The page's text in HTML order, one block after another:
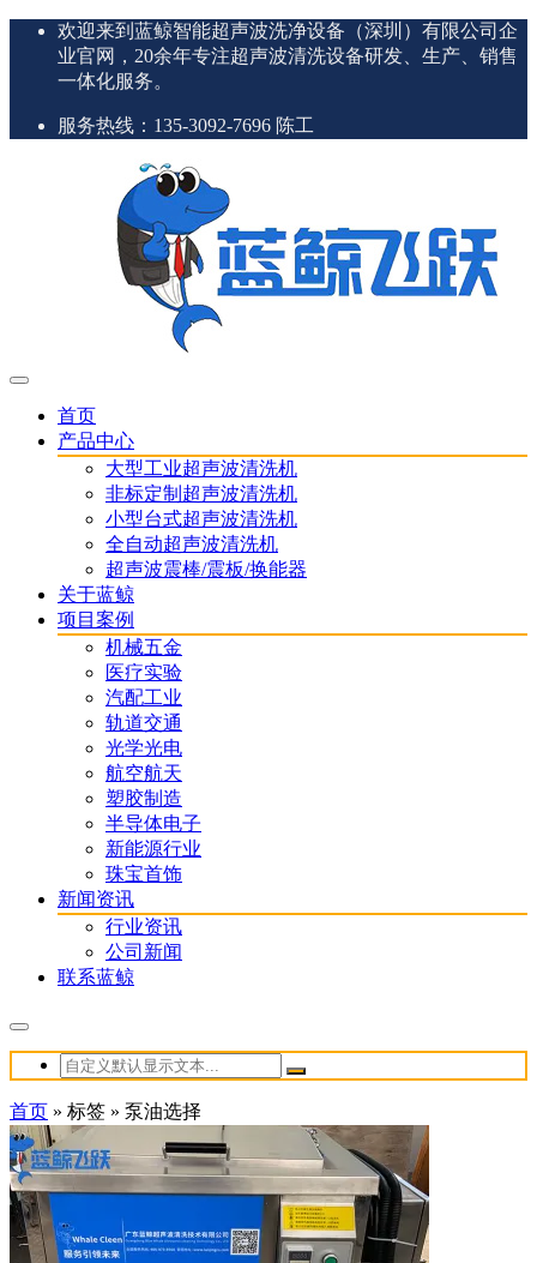
欢迎来到蓝鲸智能超声波洗净设备（深圳）有限公司企
业官网，20余年专注超声波清洗设备研发、生产、销售
一体化服务。
服务热线：135-3092-7696 陈工
首页
产品中心
大型工业超声波清洗机
非标定制超声波清洗机
小型台式超声波清洗机
全自动超声波清洗机
超声波震棒/震板/换能器
关于蓝鲸
项目案例
机械五金
医疗实验
汽配工业
轨道交通
光学光电
航空航天
塑胶制造
半导体电子
新能源行业
珠宝首饰
新闻资讯
行业资讯
公司新闻
联系蓝鲸
首页 » 标签 » 泵油选择